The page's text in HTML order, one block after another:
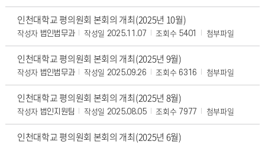
인천대학교 평의원회 본회의 개최(2025년 10월)
작성자 법인법무과 작성일 2025.11.07 조회수 5401 첨부파일
인천대학교 평의원회 본회의 개최(2025년 9월)
작성자 법인법무과 작성일 2025.09.26 조회수 6316 첨부파일
인천대학교 평의원회 본회의 개최(2025년 8월)
작성자 법인지원팀 작성일 2025.08.05 조회수 7977 첨부파일
인천대학교 평의원회 본회의 개최(2025년 6월)